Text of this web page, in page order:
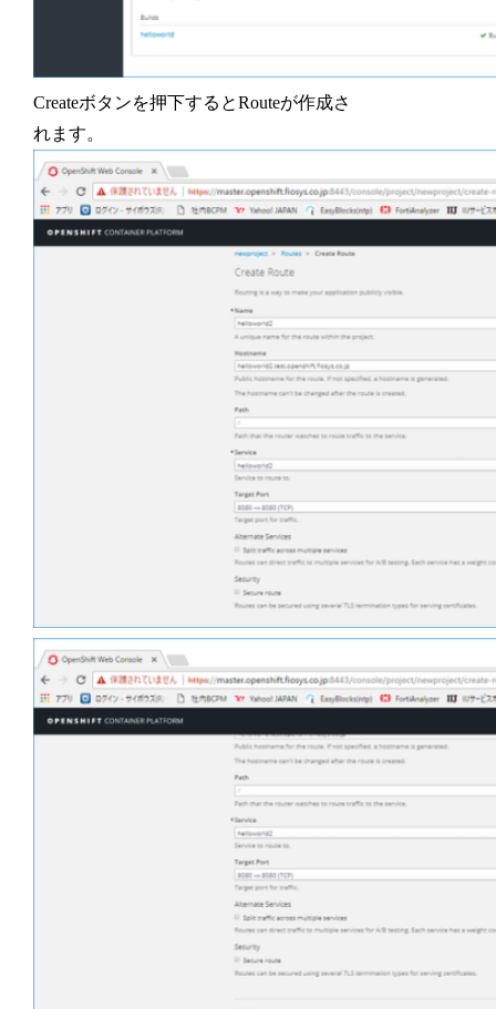
Createボタンを押下するとRouteが作成さ
れます。